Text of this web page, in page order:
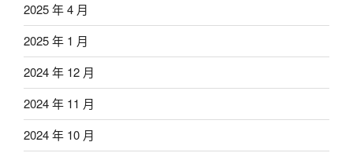
2025 年 4 月
2025 年 1 月
2024 年 12 月
2024 年 11 月
2024 年 10 月